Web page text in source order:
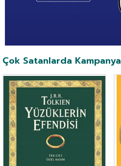
Çok Satanlarda Kampanya